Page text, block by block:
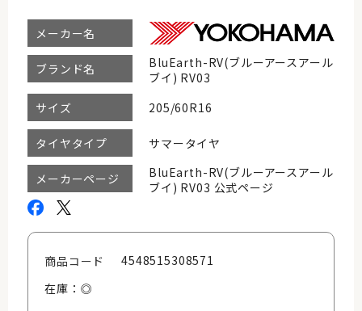
メーカー名
ブランド名
BluEarth-RV(ブルーアースアール
ブイ) RV03
サイズ
205/60R16
タイヤタイプ サマータイヤ
メーカーページ
BluEarth-RV(ブルーアースアール
ブイ) RV03 公式ページ
商品コード
4548515308571
在庫：◎